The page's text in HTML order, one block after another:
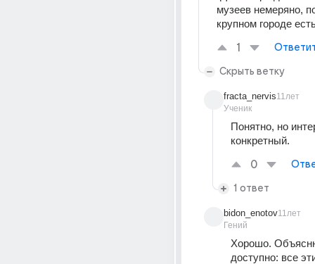
музеев немеряно,
крупном городе
1
Скрыть ветку
fracta_nervis
Ученик
11лет
Понятно, но
конкретный.
0
1 ответ
bidon_enotov
Гений
11лет
Хорошо.
доступно: все